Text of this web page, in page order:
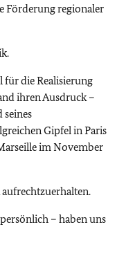
Förderung regionaler
für die Realisierung
ihren Ausdruck –
seines
Gipfel in Paris
im November
aufrechtzuerhalten.
– haben uns